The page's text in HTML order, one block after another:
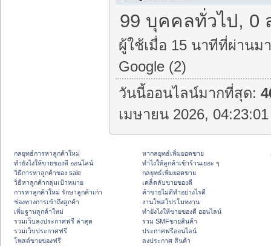
99 บุคคลทั่วไป, 0
ผู้ใช้เมื่อ 15 นาทีที่ผ่านม
Google (2)
วันนี้ออนไลน์มากที่สุด:
เมษายน 2026,
กลยุทธ์การหาลูกค้าใหม่
ทํายังไงให้ขายของดี ออนไลน์
วิธีการหาลูกค้าของ sale
วิธีหาลูกค้ากลุ่มเป้าหมาย
การหาลูกค้าใหม่ รักษาลูกค้าเก่า
ช่องทางการเข้าถึงลูกค้า
เพิ่มฐานลูกค้าใหม่
รวมเว็บลงประกาศฟรี ล่าสุด
รวมเว็บประกาศฟรี
โพสต์ขายของฟรี
หากลยุทธ์เพิ่มยอดขาย
ทําไงให้ลูกค้าเข้าร้านเยอะ ๆ
กลยุทธ์เพิ่มยอดขาย
เคล็ดลับขายของดี
ค้าขายไม่ดีทำอย่างไรดี
งานโพสโปรโมทงาน
ทํายังไงให้ขายของดี ออนไลน์
รวม SMFขายสินค้า
ประกาศฟรีออนไลน์
ลงประกาศ สินค้า